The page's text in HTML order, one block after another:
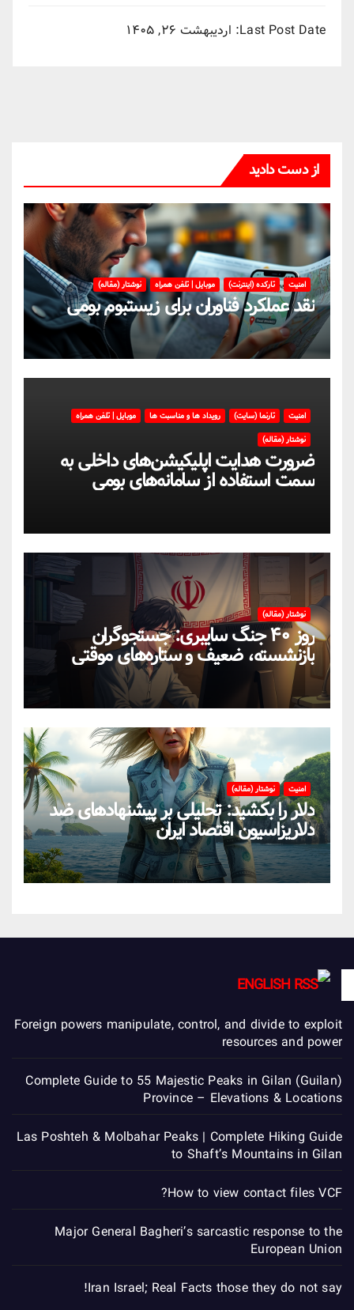
Last Post Date: اردیبهشت ۲۶, ۱۴۰۵
از دست دادید
امنیت تارکده (اینترنت) موبایل | تلفن همراه نوشتار (مقاله)
نقد عملکرد فناوران برای زیستبوم بومی
امنیت تارنما (سایت) رویداد ها و مناسبت ها
موبایل | تلفن همراه
نوشتار (مقاله)
ضرورت هدایت اپلیکیشن‌های داخلی به
سمت استفاده از سامانه‌های بومی
نوشتار (مقاله)
روز ۴۰ جنگ سایبری: جستجوگران
بازنشسته، ضعیف و ستاره‌های موقتی
ایران در بحران اینترنت!
امنیت نوشتار (مقاله)
دلار را بکشید: تحلیلی بر پیشنهادهای ضد
دلاریزاسیون اقتصاد ایران
ENGLISH
Foreign powers manipulate, control, and divide to exploit
resources and power
Complete Guide to 55 Majestic Peaks in Gilan (Guilan)
Province – Elevations & Locations
Las Poshteh & Molbahar Peaks | Complete Hiking Guide
to Shaft’s Mountains in Gilan
How to view contact files VCF?
Major General Bagheri’s sarcastic response to the
European Union
Iran Israel; Real Facts those they do not say!